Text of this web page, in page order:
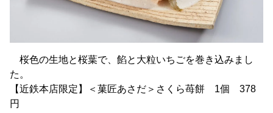
桜色の生地と桜葉で、餡と大粒いちごを巻き込みまし
た。
【近鉄本店限定】＜菓匠あさだ＞さくら苺餅 1個 378
円